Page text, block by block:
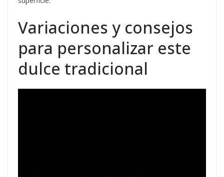
Variaciones y consejos
para personalizar este
dulce tradicional